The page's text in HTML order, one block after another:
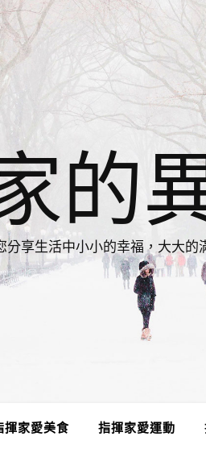
的
分享生活中小小的幸福，大大
揮家愛美食 指揮家愛運動